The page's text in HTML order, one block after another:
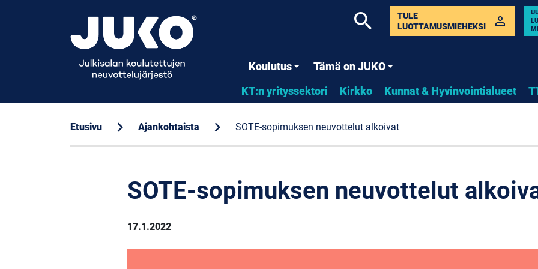
Koulutus
Tämä on JUKO
KT:n yrityssektori
Kirkko Kunnat & Hyvinvointialueet
TULE
LUOTTAMUSMIEHEKSI
perm_identity
search
Etusivu chevron_right Ajankohtaista chevron_right SOTE-sopimuksen neuvottelut alkoivat
SOTE-sopimuksen neuvottelut
17.1.2022